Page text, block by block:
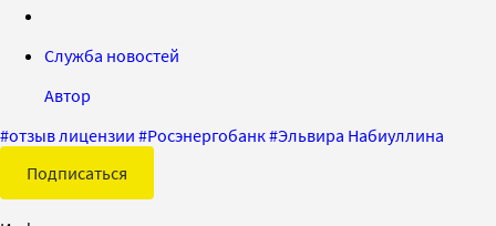
Служба новостей
Автор
#отзыв лицензии #Росэнергобанк#Эльвира Набиуллина
Подписаться